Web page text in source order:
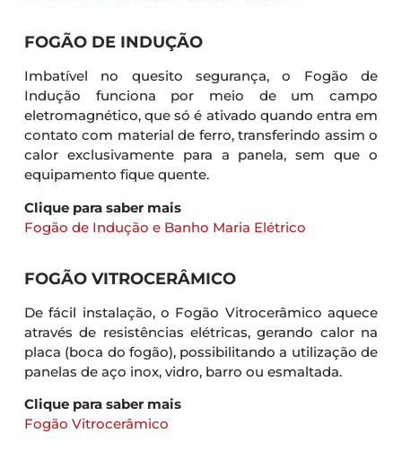
FOGÃO DE INDUÇÃO
Imbatível no quesito segurança, o Fogão de
Indução funciona por meio de um campo
eletromagnético, que só é ativado quando entra em
contato com material de ferro, transferindo assim o
calor exclusivamente para a panela, sem que o
equipamento fique quente.
Clique para saber mais
Fogão de Indução e Banho Maria Elétrico
FOGÃO VITROCERÂMICO
De fácil instalação, o Fogão Vitrocerâmico aquece
através de resistências elétricas, gerando calor na
placa (boca do fogão), possibilitando a utilização de
panelas de aço inox, vidro, barro ou esmaltada.
Clique para saber mais
Fogão Vitrocerâmico